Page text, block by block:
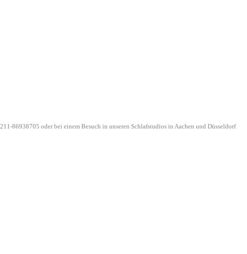
86938705 oder bei einem Besuch in unseren Schlafstudios in Aachen und Düsseldorf